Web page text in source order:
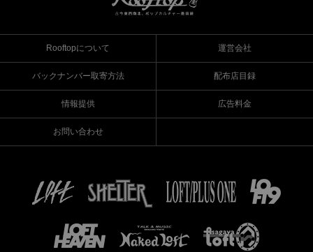
Rooftopについて 運営会社
バックナンバー取寄方法 配布店目録
情報提供 広告料金
お問い合わせ